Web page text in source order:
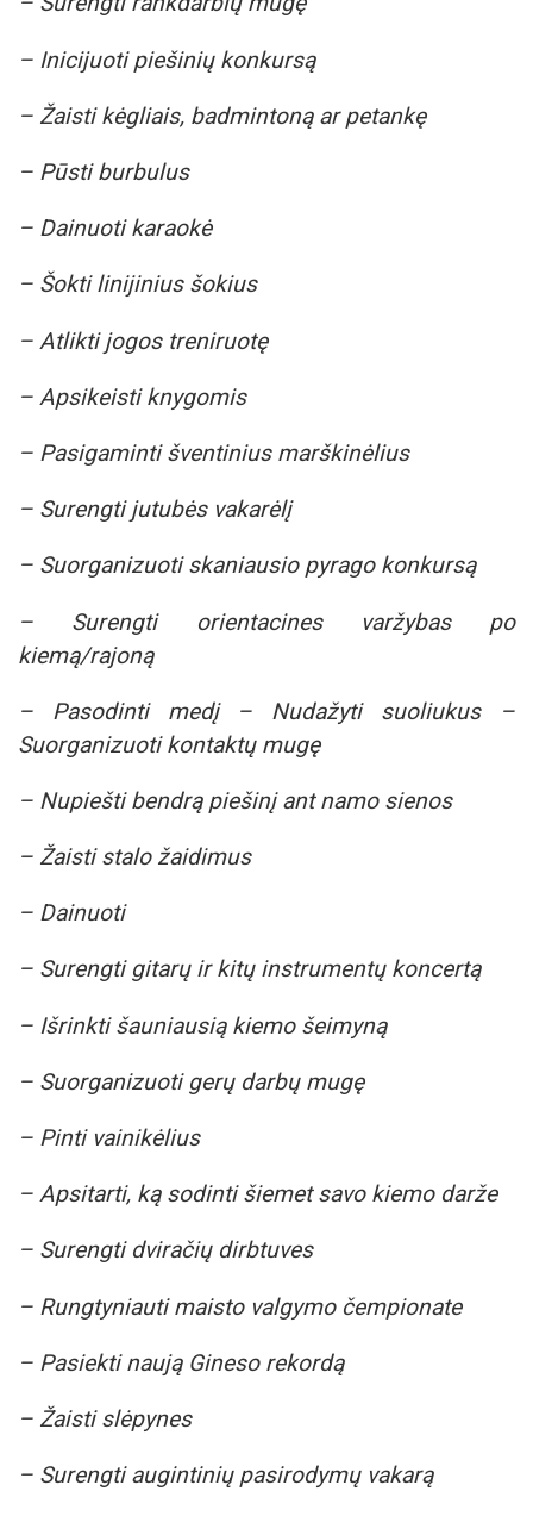
– Inicijuoti piešinių konkursą
– Žaisti kėgliais, badmintoną ar petankę
– Pūsti burbulus
– Dainuoti karaokė
– Šokti linijinius šokius
– Atlikti jogos treniruotę
– Apsikeisti knygomis
– Pasigaminti šventinius marškinėlius
– Surengti jutubės vakarėlį
– Suorganizuoti skaniausio pyrago konkursą
– Surengti orientacines varžybas po
kiemą/rajoną
– Pasodinti medį – Nudažyti suoliukus –
Suorganizuoti kontaktų mugę
– Nupiešti bendrą piešinį ant namo sienos
– Žaisti stalo žaidimus
– Dainuoti
– Surengti gitarų ir kitų instrumentų koncertą
– Išrinkti šauniausią kiemo šeimyną
– Suorganizuoti gerų darbų mugę
– Pinti vainikėlius
– Apsitarti, ką sodinti šiemet savo kiemo darže
– Surengti dviračių dirbtuves
– Rungtyniauti maisto valgymo čempionate
– Pasiekti naują Gineso rekordą
– Žaisti slėpynes
– Surengti augintinių pasirodymų vakarą